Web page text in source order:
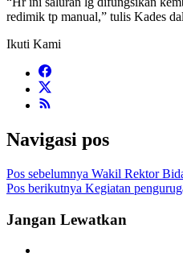
redimik tp manual,” tulis Kades
Ikuti Kami
Navigasi pos
Pos sebelumnya Wakil Rektor
Pos berikutnya Kegiatan
Jangan Lewatkan